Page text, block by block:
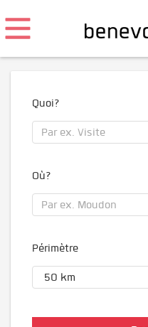
Quoi?
Où?
Périmètre